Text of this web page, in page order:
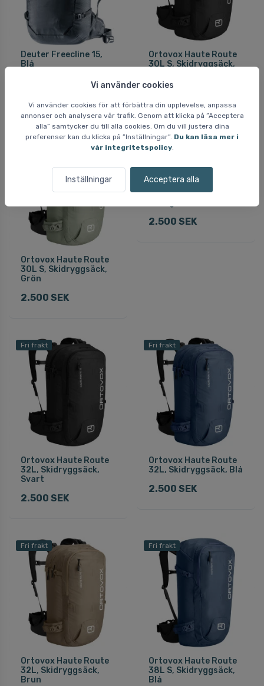
Vi använder cookies
Vi använder cookies för att förbättra din upplevelse, anpassa
annonser och analysera vår trafik. Genom att klicka på ”Acceptera
alla” samtycker du till alla cookies. Om du vill justera dina
preferenser kan du klicka på ”Inställningar”. Du kan läsa mer i
vår integritetspolicy.
Inställningar Acceptera alla
Deuter Freecline 15,
Blå
Ortovox Haute Route
30L S, Skidryggsäck,
Ortovox Haute Route
30L S, Skidryggsäck,
Grön
2.500 SEK
Fri frakt
Ortovox Haute Route
30L S, Skidryggsäck,
2.500 SEK
Fri frakt
Ortovox Haute Route
32L, Skidryggsäck,
Svart
2.500 SEK
Fri frakt
Ortovox Haute Route
32L, Skidryggsäck, Blå
2.500 SEK
Fri frakt
Ortovox Haute Route
32L, Skidryggsäck,
Brun
Fri frakt
Ortovox Haute Route
38L S, Skidryggsäck,
Blå